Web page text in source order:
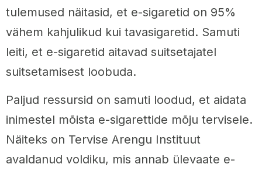
tulemused näitasid, et e-sigaretid on 95%
vähem kahjulikud kui tavasigaretid. Samuti
leiti, et e-sigaretid aitavad suitsetajatel
suitsetamisest loobuda.
Paljud ressursid on samuti loodud, et aidata
inimestel mõista e-sigarettide mõju tervisele.
Näiteks on Tervise Arengu Instituut
avaldanud voldiku, mis annab ülevaate e-